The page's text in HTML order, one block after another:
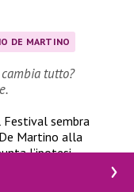
DE MARTINO
tutto?
Festival sembra
Martino alla
l’ipotesi
diretto del
Big.